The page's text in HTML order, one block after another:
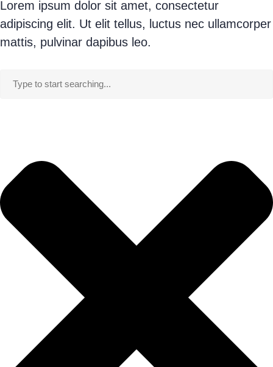
Lorem ipsum dolor sit amet, consectetur
adipiscing elit. Ut elit tellus, luctus nec ullamcorper
mattis, pulvinar dapibus leo.